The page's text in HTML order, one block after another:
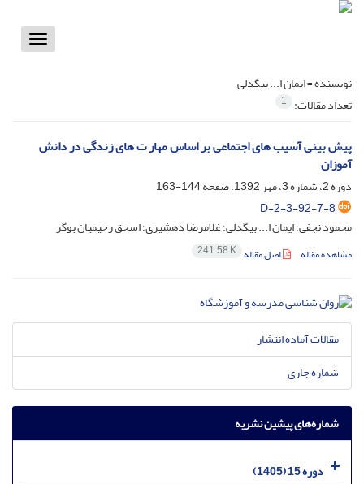
Toggle
نویسنده =ایمان ا... بیگدلی
تعداد مقالات: 1
پیش بینی آسیب های اجتماعی بر اساس مهار ت های زندگی در دانش
آموزان
دوره 2، شماره 3، مهر 1392، صفحه
144-163
D-2-3-92-7-8
محمود نجفی؛ ایمان ا... بیگدلی؛ غلامرضا دهشیری؛ اسحق رحیمیان بوگر
مشاهده مقاله اصل مقاله 241.58 K
مقالات آماده انتشار
شماره جاری
شماره‌های پیشین نشریه
دوره 15 (1405)